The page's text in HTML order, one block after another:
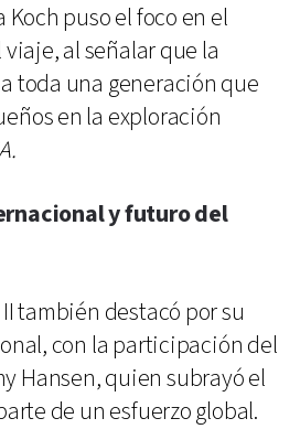
puso el foco en el
al señalar que la
toda una generación que
en la exploración
y futuro del
también destacó por su
con la participación del
Hansen, quien subrayó el
de un esfuerzo global.